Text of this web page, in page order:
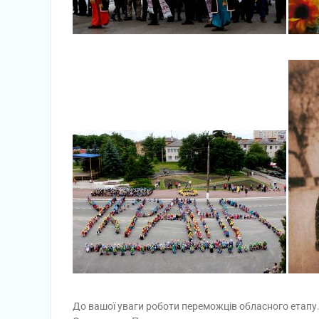
До вашої уваги роботи переможців обласного етапу.